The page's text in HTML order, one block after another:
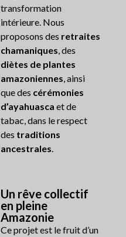
transformation
intérieure. Nous
proposons des retraites
chamaniques, des
diètes de plantes
amazoniennes, ainsi
que des cérémonies
d’ayahuasca et de
tabac, dans le respect
des traditions
ancestrales.
Un rêve collectif
en pleine
Amazonie
Ce projet est le fruit d’un